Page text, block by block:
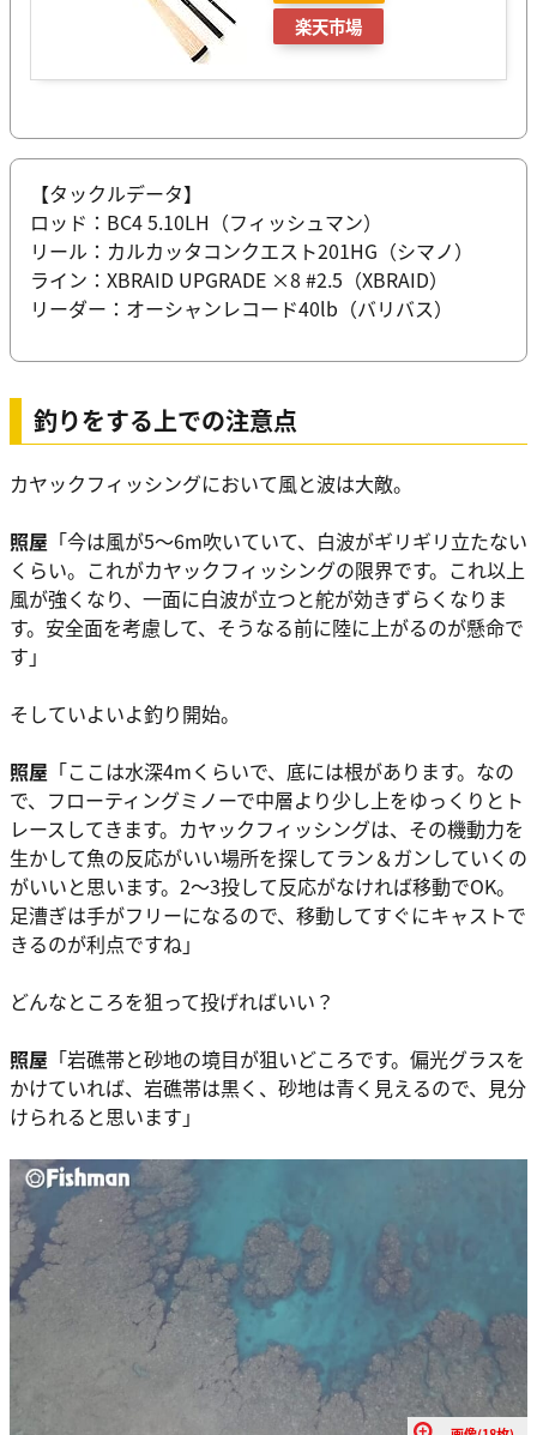
楽天市場
【タックルデータ】
ロッド：BC4 5.10LH（フィッシュマン）
リール：カルカッタコンクエスト201HG（シマノ）
ライン：XBRAID UPGRADE ×8 #2.5（XBRAID）
リーダー：オーシャンレコード40lb（バリバス）
釣りをする上での注意点
カヤックフィッシングにおいて風と波は大敵。
照屋 「今は風が5〜6m吹いていて、白波がギリギリ立たない
くらい。これがカヤックフィッシングの限界です。これ以上
風が強くなり、一面に白波が立つと舵が効きずらくなりま
す。安全面を考慮して、そうなる前に陸に上がるのが懸命で
す」
そしていよいよ釣り開始。
照屋 「ここは水深4mくらいで、底には根があります。なの
で、フローティングミノーで中層より少し上をゆっくりとト
レースしてきます。カヤックフィッシングは、その機動力を
生かして魚の反応がいい場所を探してラン＆ガンしていくの
がいいと思います。2〜3投して反応がなければ移動でOK。
足漕ぎは手がフリーになるので、移動してすぐにキャストで
きるのが利点ですね」
どんなところを狙って投げればいい？
照屋 「岩礁帯と砂地の境目が狙いどころです。偏光グラスを
かけていれば、岩礁帯は黒く、砂地は青く見えるので、見分
けられると思います」